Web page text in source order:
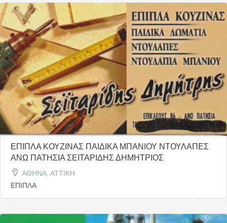
ΕΠΙΠΛΑ ΚΟΥΖΙΝΑΣ ΠΑΙΔΙΚΑ ΜΠΑΝΙΟΥ ΝΤΟΥΛΑΠΕΣ
ΑΝΩ ΠΑΤΗΣΙΑ ΣΕΙΤΑΡΙΔΗΣ ΔΗΜΗΤΡΙΟΣ
ΑΘΗΝΑ, ΑΤΤΙΚΗ
ΕΠΙΠΛΑ